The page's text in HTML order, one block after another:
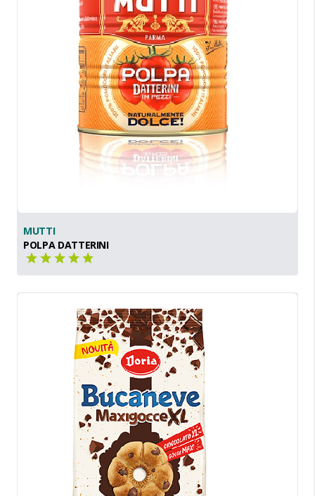
MUTTI
POLPA DATTERINI